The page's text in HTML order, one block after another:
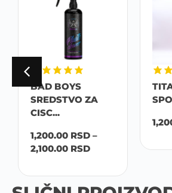
BAD BOYS
SREDSTVO ZA
CISC...
1,200.00 RSD –
2,100.00 RSD